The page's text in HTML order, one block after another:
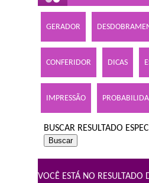
GERADOR
CONFERIDOR DICAS
IMPRESSÃO
BUSCAR RESULTADO
VOCÊ ESTÁ NO RESULTADO